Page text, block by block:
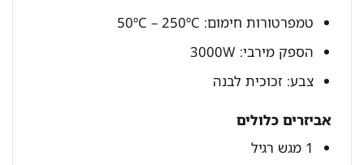
טמפרטורות חימום: 50ºC – 250ºC
הספק מירבי: 3000W
צבע: זכוכית לבנה
אביזרים כלולים